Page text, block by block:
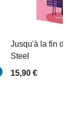
Jusqu'à la fin des
Steel
15,90 €